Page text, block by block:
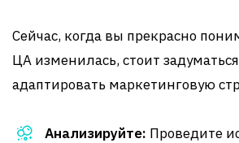
Сейчас, когда вы прекрасно
ЦА изменилась, стоит
адаптировать маркетинговую
Анализируйте: Проведите